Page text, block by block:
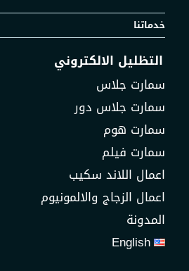
خدماتنا
التظليل الالكتروني
سمارت جلاس
سمارت جلاس دور
سمارت هوم
سمارت فيلم
اعمال اللاند سكيب
اعمال الزجاج والالمونيوم
المدونة
English